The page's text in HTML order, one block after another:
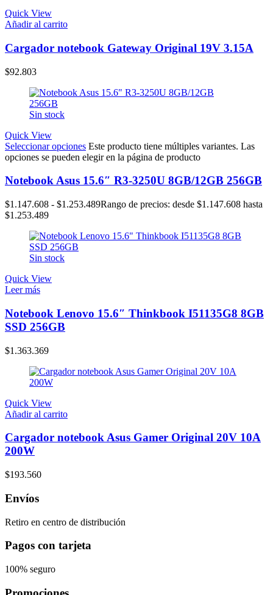
Quick View
Añadir al carrito
Cargador notebook Gateway Original 19V 3.15A
$92.803
Sin stock
Quick View
Seleccionar opciones Este producto tiene múltiples variantes. Las
opciones se pueden elegir en la página de producto
Notebook Asus 15.6″ R3-3250U 8GB/12GB 256GB
$1.147.608 - $1.253.489Rango de precios: desde $1.147.608 hasta
$1.253.489
Sin stock
Quick View
Leer más
Notebook Lenovo 15.6″ Thinkbook I51135G8 8GB
SSD 256GB
$1.363.369
Quick View
Añadir al carrito
Cargador notebook Asus Gamer Original 20V 10A
200W
$193.560
Envíos
Retiro en centro de distribución
Pagos con tarjeta
100% seguro